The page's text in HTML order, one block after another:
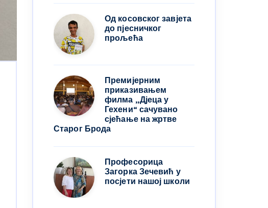
Од косовског завјета
до пјесничког
прољећа
Премијерним
приказивањем
филма „Дјеца у
Гехени“ сачувано
сјећање на жртве
Старог Брода
Професорица
Загорка Зечевић у
посјети нашој школи